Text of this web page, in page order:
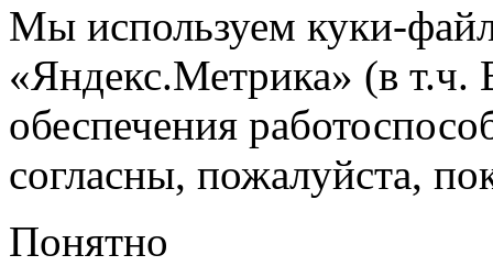
Мы используем куки-
«Яндекс.Метрика» (в т.ч.
обеспечения
согласны, пожалуйста,
Понятно